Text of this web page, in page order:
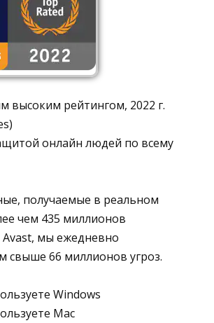
высоким рейтингом, 2022 г.
онлайн людей по всему
получаемые в реальном
чем 435 миллионов
Avast, мы ежедневно
свыше 66 миллионов угроз.
Windows
Mac